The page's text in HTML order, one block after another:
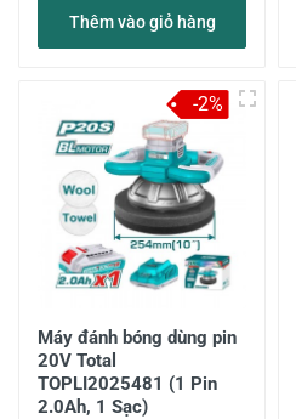
Thêm vào giỏ hàng
Máy đánh bóng dùng pin
20V Total
TOPLI2025481 (1 Pin
2.0Ah, 1 Sạc)
-2%